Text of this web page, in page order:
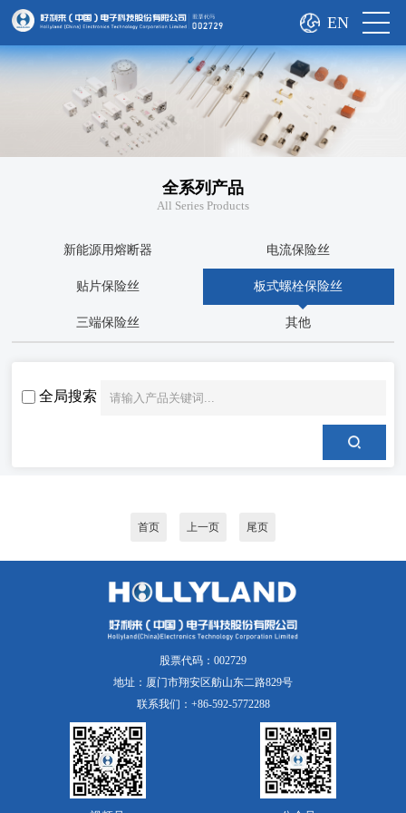
EN
全系列产品
All Series Products
新能源用熔断器 电流保险丝
贴片保险丝 板式螺栓保险丝
三端保险丝 其他
全局搜索
首页 上一页 尾页
股票代码：002729
地址：厦门市翔安区舫山东二路829号
联系我们：+86-592-5772288